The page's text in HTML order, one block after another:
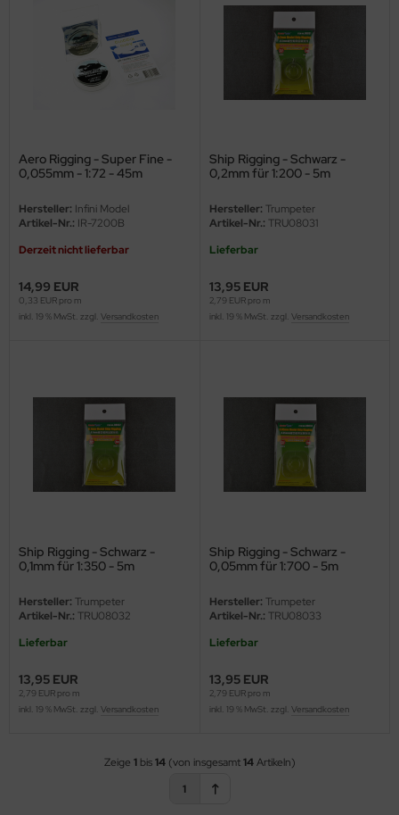
Aero Rigging - Super Fine -
0,055mm - 1:72 - 45m
Hersteller: Infini Model
Artikel-Nr.: IR-7200B
Derzeit nicht lieferbar
14,99 EUR
0,33 EUR pro m
inkl. 19 % MwSt. zzgl. Versandkosten
Ship Rigging - Schwarz -
0,2mm für 1:200 - 5m
Hersteller: Trumpeter
Artikel-Nr.: TRU08031
Lieferbar
13,95 EUR
2,79 EUR pro m
inkl. 19 % MwSt. zzgl. Versandkosten
Ship Rigging - Schwarz -
0,1mm für 1:350 - 5m
Hersteller: Trumpeter
Artikel-Nr.: TRU08032
Lieferbar
13,95 EUR
2,79 EUR pro m
inkl. 19 % MwSt. zzgl. Versandkosten
Ship Rigging - Schwarz -
0,05mm für 1:700 - 5m
Hersteller: Trumpeter
Artikel-Nr.: TRU08033
Lieferbar
13,95 EUR
2,79 EUR pro m
inkl. 19 % MwSt. zzgl. Versandkosten
Zeige 1bis14(von insgesamt14Artikeln)
1
Hobby
Models
Hobby / Gunze Sangyo
Nunu